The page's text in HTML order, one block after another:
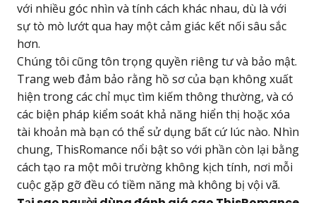
với nhiều góc nhìn và tính cách khác nhau, dù là với
sự tò mò lướt qua hay một cảm giác kết nối sâu sắc
hơn.
Chúng tôi cũng tôn trọng quyền riêng tư và bảo mật.
Trang web đảm bảo rằng hồ sơ của bạn không xuất
hiện trong các chỉ mục tìm kiếm thông thường, và có
các biện pháp kiểm soát khả năng hiển thị hoặc xóa
tài khoản mà bạn có thể sử dụng bất cứ lúc nào. Nhìn
chung, ThisRomance nổi bật so với phần còn lại bằng
cách tạo ra một môi trường không kịch tính, nơi mỗi
cuộc gặp gỡ đều có tiềm năng mà không bị vội vã.